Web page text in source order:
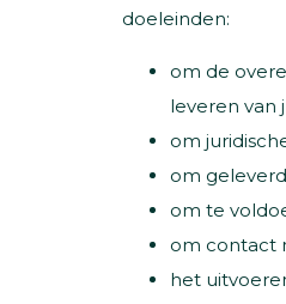
doeleinden:
om de
leveren van
om
om
om te
om contact
het